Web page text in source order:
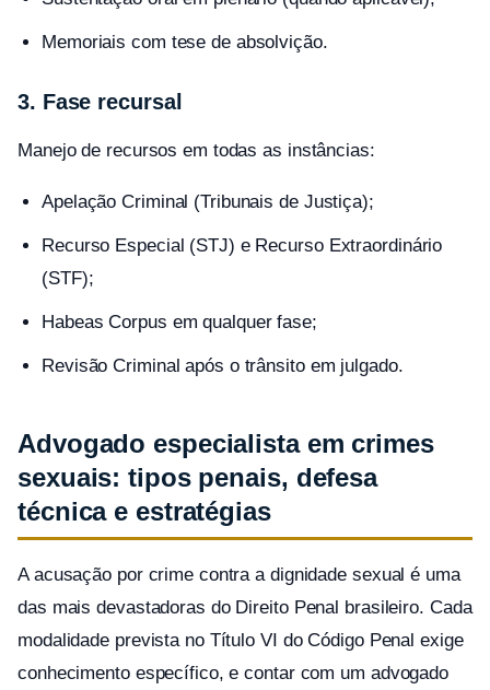
Memoriais com tese de absolvição.
3. Fase recursal
Manejo de recursos em todas as instâncias:
Apelação Criminal (Tribunais de Justiça);
Recurso Especial (STJ) e Recurso Extraordinário
(STF);
Habeas Corpus em qualquer fase;
Revisão Criminal após o trânsito em julgado.
Advogado especialista em crimes
sexuais: tipos penais, defesa
técnica e estratégias
A acusação por crime contra a dignidade sexual é uma
das mais devastadoras do Direito Penal brasileiro. Cada
modalidade prevista no Título VI do Código Penal exige
conhecimento específico, e contar com um advogado